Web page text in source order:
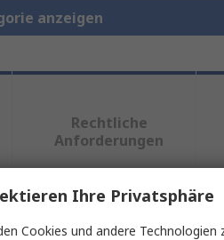
anzeigen
Rechtliche
Anforderungen
oder mehrere
Ihre Privatsphäre
Cookies und andere